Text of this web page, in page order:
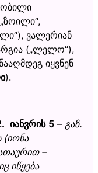
ვალერიან
(„ლელო“),
იყვნენ
).
. იანვრის 5 – გაზ.
(იონა
–
იწყება